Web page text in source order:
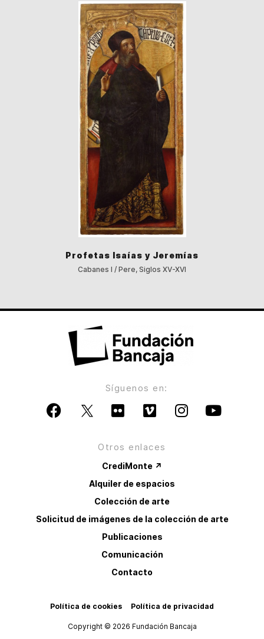
Profetas Isaías y Jeremías
Cabanes I / Pere, Siglos XV-XVI
Síguenos en:
Otros enlaces
CrediMonte ↗
Alquiler de espacios
Colección de arte
Solicitud de imágenes de la colección de arte
Publicaciones
Comunicación
Contacto
Política de cookies Política de privacidad
Copyright © 2026 Fundación Bancaja